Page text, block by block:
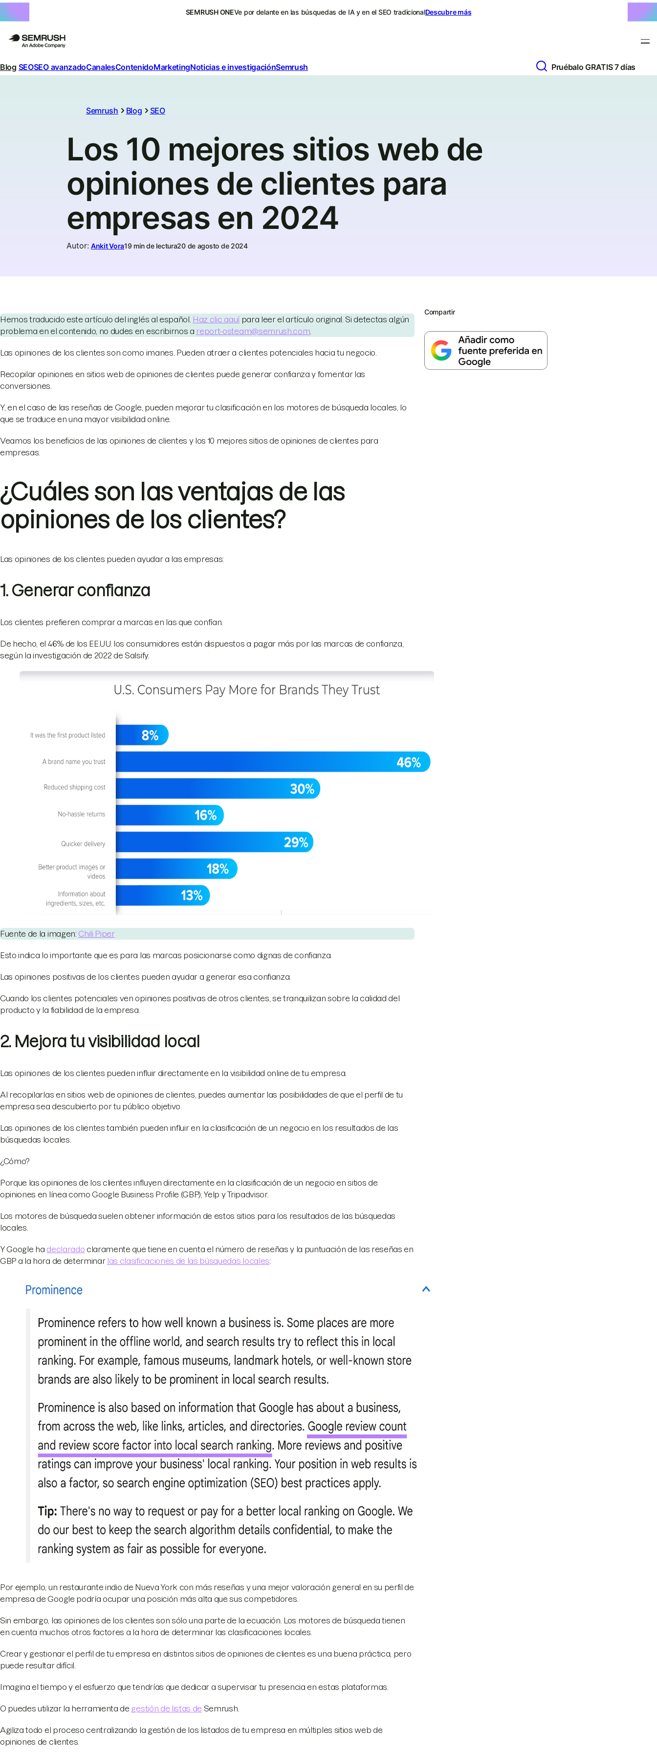
SEMRUSH ONEVe por delante en las búsquedas de IA y en el SEO tradicionalDescubre más
Blog SEOSEO avanzadoCanalesContenidoMarketingNoticias e investigaciónSemrush Pruébalo GRATIS 7 días
Semrush Blog SEO
Los 10 mejores sitios web de
opiniones de clientes para
empresas en 2024
Autor: Ankit Vora19 min de lectura20 de agosto de 2024
Hemos traducido este artículo del inglés al español. Haz clic aquípara leer el artículo original. Si detectas algún
problema en el contenido, no dudes en escribirnos a report-osteam@semrush.com
Las opiniones de los clientes son como imanes. Pueden atraer a clientes potenciales hacia tu negocio.
Recopilar opiniones en sitios web de opiniones de clientes puede generar confianza y fomentar las
conversiones.
Y, en el caso de las reseñas de Google, pueden mejorar tu clasificación en los motores de búsqueda locales, lo
que se traduce en una mayor visibilidad online.
Veamos los beneficios de las opiniones de clientes y los 10 mejores sitios de opiniones de clientes para
empresas.
¿Cuáles son las ventajas de las
opiniones de los clientes?
Las opiniones de los clientes pueden ayudar a las empresas:
1. Generar confianza
Los clientes prefieren comprar a marcas en las que confían.
De hecho, el 46% de los EE.UU. los consumidores están dispuestos a pagar más por las marcas de confianza,
según la investigación de 2022 de Salsify.
Fuente de la imagen: Chili Piper
Esto indica lo importante que es para las marcas posicionarse como dignas de confianza.
Las opiniones positivas de los clientes pueden ayudar a generar esa confianza.
Cuando los clientes potenciales ven opiniones positivas de otros clientes, se tranquilizan sobre la calidad del
producto y la fiabilidad de la empresa.
2. Mejora tu visibilidad local
Las opiniones de los clientes pueden influir directamente en la visibilidad online de tu empresa.
Al recopilarlas en sitios web de opiniones de clientes, puedes aumentar las posibilidades de que el perfil de tu
empresa sea descubierto por tu público objetivo.
Las opiniones de los clientes también pueden influir en la clasificación de un negocio en los resultados de las
búsquedas locales.
¿Cómo?
Porque las opiniones de los clientes influyen directamente en la clasificación de un negocio en sitios de
opiniones en línea como Google Business Profile (GBP), Yelp y Tripadvisor.
Los motores de búsqueda suelen obtener información de estos sitios para los resultados de las búsquedas
locales.
Y Google ha declarado claramente que tiene en cuenta el número de reseñas y la puntuación de las reseñas en
GBP a la hora de determinar las clasificaciones de las búsquedas locales:
Por ejemplo, un restaurante indio de Nueva York con más reseñas y una mejor valoración general en su perfil de
empresa de Google podría ocupar una posición más alta que sus competidores.
Sin embargo, las opiniones de los clientes son sólo una parte de la ecuación. Los motores de búsqueda tienen
en cuenta muchos otros factores a la hora de determinar las clasificaciones locales.
Crear y gestionar el perfil de tu empresa en distintos sitios de opiniones de clientes es una buena práctica, pero
puede resultar difícil.
Imagina el tiempo y el esfuerzo que tendrías que dedicar a supervisar tu presencia en estas plataformas.
O puedes utilizar la herramienta de gestión de listas de Semrush.
Agiliza todo el proceso centralizando la gestión de los listados de tu empresa en múltiples sitios web de
opiniones de clientes.
Compartir